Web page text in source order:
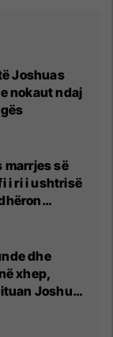
Joshuas
nokaut ndaj
marrjes së
i ri i ushtrisë
dhe
xhep,
Joshua